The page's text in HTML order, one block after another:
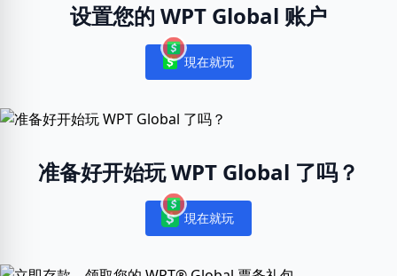
设置您的 WPT Global 账户
Notifications
現在就玩
准备好开始玩 WPT Global 了吗？
Notifications
現在就玩